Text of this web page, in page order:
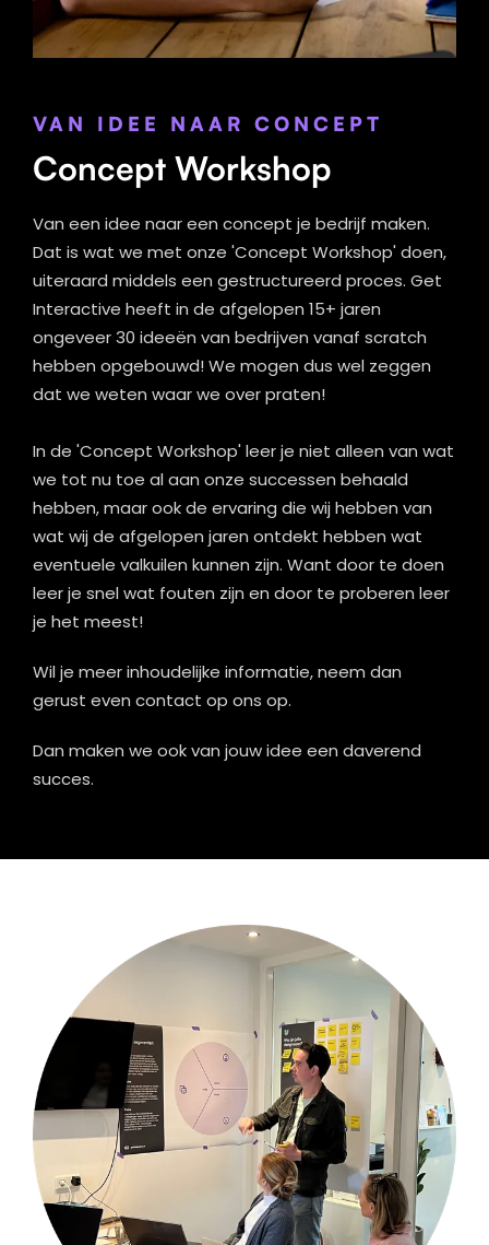
VAN IDEE NAAR CONCEPT
Concept Workshop
Van een idee naar een concept je bedrijf maken.
Dat is wat we met onze 'Concept Workshop' doen,
uiteraard middels een gestructureerd proces. Get
Interactive heeft in de afgelopen 15+ jaren
ongeveer 30 ideeën van bedrijven vanaf scratch
hebben opgebouwd! We mogen dus wel zeggen
dat we weten waar we over praten!
In de 'Concept Workshop' leer je niet alleen van wat
we tot nu toe al aan onze successen behaald
hebben, maar ook de ervaring die wij hebben van
wat wij de afgelopen jaren ontdekt hebben wat
eventuele valkuilen kunnen zijn. Want door te doen
leer je snel wat fouten zijn en door te proberen leer
je het meest!
Wil je meer inhoudelijke informatie, neem dan
gerust even contact op ons op.
Dan maken we ook van jouw idee een daverend
succes.